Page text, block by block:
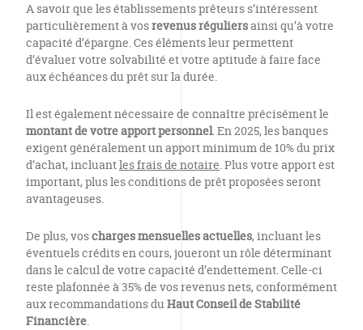
A savoir que les établissements prêteurs s’intéressent
particulièrement à vosrevenus réguliersainsi qu’à votre
capacité d’épargne. Ces éléments leur permettent
d’évaluer votre solvabilité et votre aptitude à faire face
aux échéances du prêt sur la durée.
Il est également nécessaire de connaître précisément le
montant de votre apport personnel. En 2025, les banques
exigent généralement un apport minimum de 10% du prix
d’achat, incluantles frais de notaire. Plus votre apport est
important, plus les conditions de prêt proposées seront
avantageuses.
De plus, voscharges mensuelles actuelles, incluant les
éventuels crédits en cours, joueront un rôle déterminant
dans le calcul de votre capacité d’endettement. Celle-ci
reste plafonnée à 35% de vos revenus nets, conformément
aux recommandations du Haut Conseil de Stabilité
Financière.